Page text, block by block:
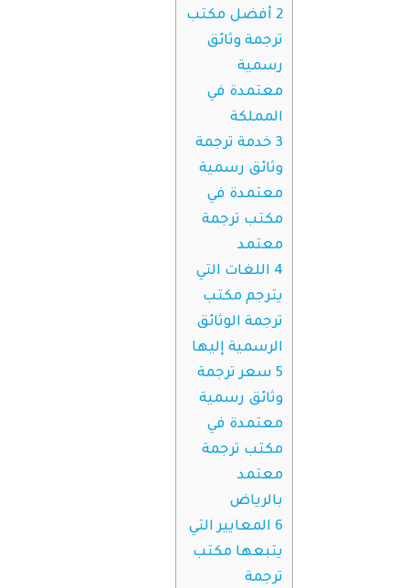
2 أفضل مكتب
ترجمة وثائق
رسمية
معتمدة في
المملكة
3 خدمة ترجمة
وثائق رسمية
معتمدة في
مكتب ترجمة
معتمد
4 اللغات التي
يترجم مكتب
ترجمة الوثائق
الرسمية إليها
5 سعر ترجمة
وثائق رسمية
معتمدة في
مكتب ترجمة
معتمد
بالرياض
6 المعايير التي
يتبعها مكتب
ترجمة